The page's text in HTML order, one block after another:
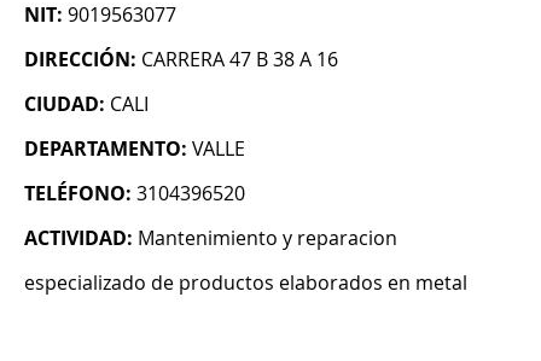
NIT: 9019563077
DIRECCIÓN: CARRERA 47 B 38 A 16
CIUDAD: CALI
DEPARTAMENTO: VALLE
TELÉFONO: 3104396520
ACTIVIDAD: Mantenimiento y reparacion
especializado de productos elaborados en metal